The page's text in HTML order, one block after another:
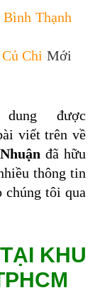
Thạnh
Củ ChiMới
viết trên về
đã hữu
thông tin
chúng tôi qua
KHU